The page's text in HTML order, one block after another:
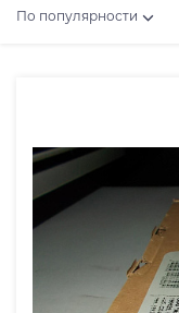
По популярности
Производитель